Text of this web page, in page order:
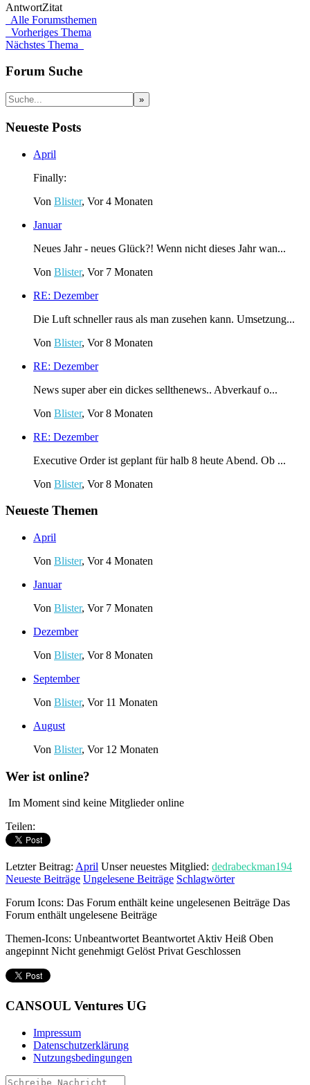
AntwortZitat
Alle Forumsthemen
Vorheriges Thema
Nächstes Thema
Forum Suche
Neueste Posts
April
Finally:
Von Blister, Vor 4 Monaten
Januar
Neues Jahr - neues Glück?! Wenn nicht dieses Jahr wan...
Von Blister, Vor 7 Monaten
RE: Dezember
Die Luft schneller raus als man zusehen kann. Umsetzung...
Von Blister, Vor 8 Monaten
RE: Dezember
News super aber ein dickes sellthenews.. Abverkauf o...
Von Blister, Vor 8 Monaten
RE: Dezember
Executive Order ist geplant für halb 8 heute Abend. Ob ...
Von Blister, Vor 8 Monaten
Neueste Themen
April
Von Blister, Vor 4 Monaten
Januar
Von Blister, Vor 7 Monaten
Dezember
Von Blister, Vor 8 Monaten
September
Von Blister, Vor 11 Monaten
August
Von Blister, Vor 12 Monaten
Wer ist online?
Im Moment sind keine Mitglieder online
Teilen:
Letzter Beitrag: April Unser neuestes Mitglied: dedrabeckman194
Neueste Beiträge Ungelesene Beiträge Schlagwörter
Forum Icons: Das Forum enthält keine ungelesenen Beiträge Das
Forum enthält ungelesene Beiträge
Themen-Icons: Unbeantwortet Beantwortet Aktiv Heiß Oben
angepinnt Nicht genehmigt Gelöst Privat Geschlossen
CANSOUL Ventures UG
Impressum
Datenschutzerklärung
Nutzungsbedingungen